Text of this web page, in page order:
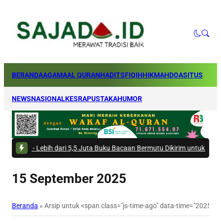
BERANDAAGAMAAL QURANHADITSFIQIHHIKMAHDOASITUS
NEWSNASIONALKESRAPUSTAKAHUMOR
Lebih dari 5,5 Juta Buku Bacaan Bermutu Dikirim untuk Perkuat
15 September 2025
Beranda » Arsip untuk <span class="js-time-ago" data-time="2025-